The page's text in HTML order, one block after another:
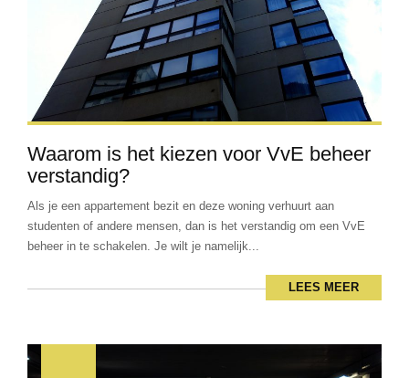
Waarom is het kiezen voor VvE beheer
verstandig?
Als je een appartement bezit en deze woning verhuurt aan
studenten of andere mensen, dan is het verstandig om een VvE
beheer in te schakelen. Je wilt je namelijk...
LEES MEER